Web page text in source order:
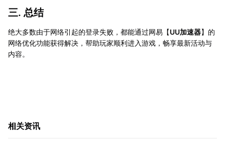
三. 总结
绝大多数由于网络引起的登录失败，都能通过网易【UU加速器】的
网络优化功能获得解决，帮助玩家顺利进入游戏，畅享最新活动与
内容。
相关资讯